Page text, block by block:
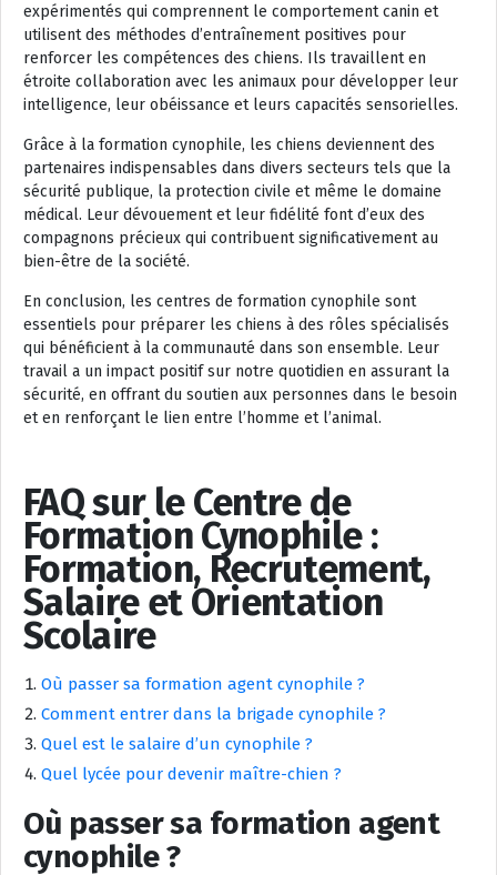
expérimentés qui comprennent le comportement canin et
utilisent des méthodes d’entraînement positives pour
renforcer les compétences des chiens. Ils travaillent en
étroite collaboration avec les animaux pour développer leur
intelligence, leur obéissance et leurs capacités sensorielles.
Grâce à la formation cynophile, les chiens deviennent des
partenaires indispensables dans divers secteurs tels que la
sécurité publique, la protection civile et même le domaine
médical. Leur dévouement et leur fidélité font d’eux des
compagnons précieux qui contribuent significativement au
bien-être de la société.
En conclusion, les centres de formation cynophile sont
essentiels pour préparer les chiens à des rôles spécialisés
qui bénéficient à la communauté dans son ensemble. Leur
travail a un impact positif sur notre quotidien en assurant la
sécurité, en offrant du soutien aux personnes dans le besoin
et en renforçant le lien entre l’homme et l’animal.
FAQ sur le Centre de
Formation Cynophile :
Formation, Recrutement,
Salaire et Orientation
Scolaire
Où passer sa formation agent cynophile ?
Comment entrer dans la brigade cynophile ?
Quel est le salaire d’un cynophile ?
Quel lycée pour devenir maître-chien ?
Où passer sa formation agent
cynophile ?